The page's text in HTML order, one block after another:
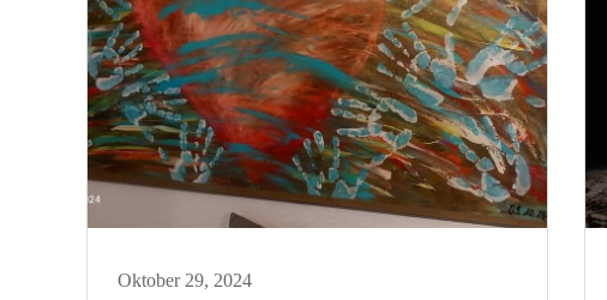
Posted
Oktober 29, 2024